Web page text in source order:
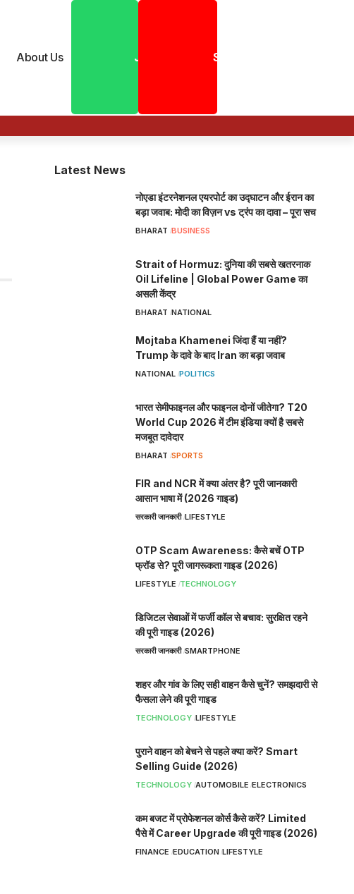
About Us Join Shorts
Latest News
नोएडा इंटरनेशनल एयरपोर्ट का उद्घाटन और ईरान का
बड़ा जवाब: मोदी का विज़न vs ट्रंप का दावा – पूरा सच
BHARAT BUSINESS
Strait of Hormuz: दुनिया की सबसे खतरनाक
Oil Lifeline | Global Power Game का
असली केंद्र
BHARAT NATIONAL
Mojtaba Khamenei जिंदा हैं या नहीं?
Trump के दावे के बाद Iran का बड़ा जवाब
NATIONAL POLITICS
भारत सेमीफाइनल और फाइनल दोनों जीतेगा? T20
World Cup 2026 में टीम इंडिया क्यों है सबसे
मजबूत दावेदार
BHARAT SPORTS
FIR and NCR में क्या अंतर है? पूरी जानकारी
आसान भाषा में (2026 गाइड)
सरकारी जानकारी LIFESTYLE
OTP Scam Awareness: कैसे बचें OTP
फ्रॉड से? पूरी जागरूकता गाइड (2026)
LIFESTYLE TECHNOLOGY
डिजिटल सेवाओं में फर्जी कॉल से बचाव: सुरक्षित रहने
की पूरी गाइड (2026)
सरकारी जानकारी SMARTPHONE
शहर और गांव के लिए सही वाहन कैसे चुनें? समझदारी से
फैसला लेने की पूरी गाइड
TECHNOLOGY LIFESTYLE
पुराने वाहन को बेचने से पहले क्या करें? Smart
Selling Guide (2026)
TECHNOLOGY AUTOMOBILE ELECTRONICS
कम बजट में प्रोफेशनल कोर्स कैसे करें? Limited
पैसे में Career Upgrade की पूरी गाइड (2026)
FINANCE EDUCATION LIFESTYLE